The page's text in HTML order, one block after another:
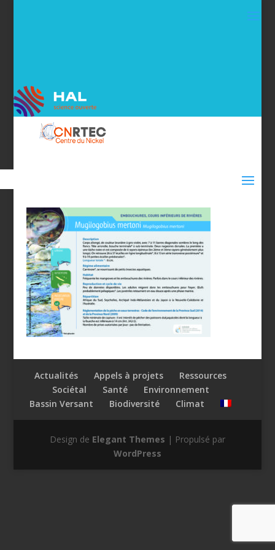
Actualités Appels à projets
Ressources
Sociétal
Santé
Environnement
Bassin Versant
Biodiversité Climat
Design de Elegant Themes | Propulsé par
WordPress